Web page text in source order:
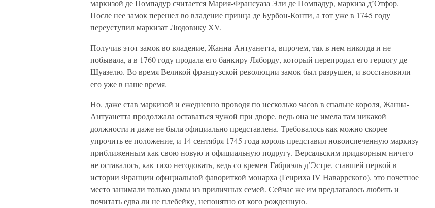
маркизой де Помпадур считается Мария-Франсуаза Эли де Помпадур, маркиза д’Отфор.
После нее замок перешел во владение принца де Бурбон-Конти, а тот уже в 1745 году
переуступил маркизат Людовику XV.
Получив этот замок во владение, Жанна-Антуанетта, впрочем, так в нем никогда и не
побывала, а в 1760 году продала его банкиру Ляборду, который перепродал его герцогу де
Шуазелю. Во время Великой французской революции замок был разрушен, и восстановили
его уже в наше время.
Но, даже став маркизой и ежедневно проводя по несколько часов в спальне короля, Жанна-
Антуанетта продолжала оставаться чужой при дворе, ведь она не имела там никакой
должности и даже не была официально представлена. Требовалось как можно скорее
упрочить ее положение, и 14 сентября 1745 года король представил новоиспеченную маркизу
приближенным как свою новую и официальную подругу. Версальским придворным ничего
не оставалось, как тихо негодовать, ведь со времен Габриэль д’Эстре, ставшей первой в
истории Франции официальной фавориткой монарха (Генриха IV Наваррского), это почетное
место занимали только дамы из приличных семей. Сейчас же им предлагалось любить и
почитать едва ли не плебейку, непонятно от кого рожденную.